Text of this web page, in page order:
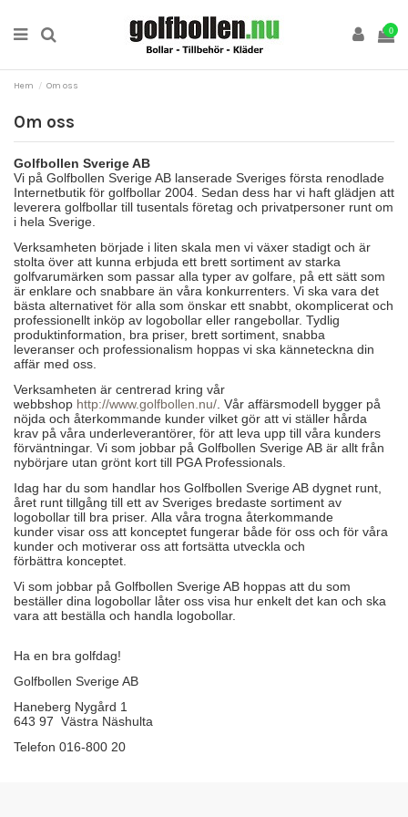
0
Hem Om oss
Om oss
Golfbollen Sverige AB
Vi på Golfbollen Sverige AB lanserade Sveriges första renodlade
Internetbutik för golfbollar 2004. Sedan dess har vi haft glädjen att
leverera golfbollar till tusentals företag och privatpersoner runt om
i hela Sverige.
Verksamheten började i liten skala men vi växer stadigt och är
stolta över att kunna erbjuda ett brett sortiment av starka
golfvarumärken som passar alla typer av golfare, på ett sätt som
är enklare och snabbare än våra konkurrenters. Vi ska vara det
bästa alternativet för alla som önskar ett snabbt, okomplicerat och
professionellt inköp av logobollar eller rangebollar. Tydlig
produktinformation, bra priser, brett sortiment, snabba
leveranser och professionalism hoppas vi ska känneteckna din
affär med oss.
Verksamheten är centrerad kring vår
webbshop http://www.golfbollen.nu/ . Vår affärsmodell bygger på
nöjda och återkommande kunder vilket gör att vi ställer hårda
krav på våra underleverantörer, för att leva upp till våra kunders
förväntningar. Vi som jobbar på Golfbollen Sverige AB är allt från
nybörjare utan grönt kort till PGA Professionals.
Idag har du som handlar hos Golfbollen Sverige AB dygnet runt,
året runt tillgång till ett av Sveriges bredaste sortiment av
logobollar till bra priser. Alla våra trogna återkommande
kunder visar oss att konceptet fungerar både för oss och för våra
kunder och motiverar oss att fortsätta utveckla och
förbättra konceptet.
Vi som jobbar på Golfbollen Sverige AB hoppas att du som
beställer dina logobollar låter oss visa hur enkelt det kan och ska
vara att beställa och handla logobollar.
Ha en bra golfdag!
Golfbollen Sverige AB
Haneberg Nygård 1
643 97 Västra Näshulta
Telefon 016-800 20